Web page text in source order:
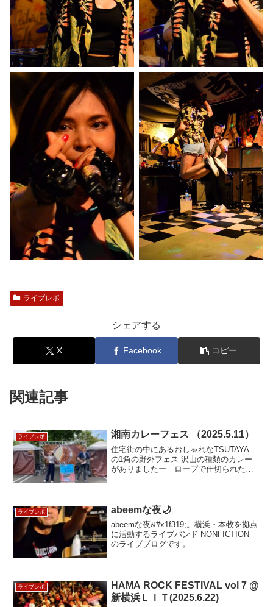
ライブレポ
シェアする
X Facebook コピー
関連記事
ライブレポ 湘南カレーフェス （2025.5.11）
住宅街の中にあるおしゃれなTSUTAYA
の1角の野外フェス 沢山の種類のカレー
がありましたー ロープで仕切られたス
ライブレポ abeemな夜🌙
abeemな夜&#x1f319;。横浜・本牧を拠点
に活動するライブバンド NONFICTION
のライブブログです。
ライブレポ
HAMA ROCK FESTIVAL vol 7 @
新横浜ＬＩＴ(2025.6.22)